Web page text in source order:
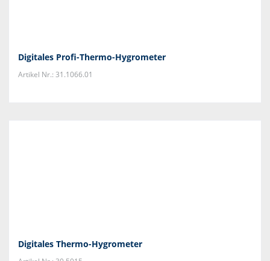
Digitales Profi-Thermo-Hygrometer
Artikel Nr.: 31.1066.01
Digitales Thermo-Hygrometer